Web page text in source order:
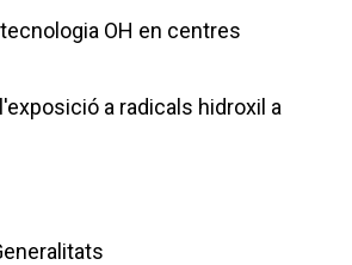
OH en centres
a radicals hidroxil a